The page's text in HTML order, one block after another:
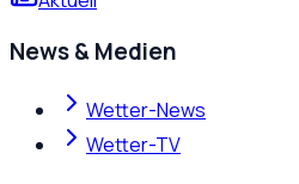
News & Medien
Wetter-News
Wetter-TV